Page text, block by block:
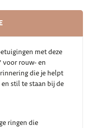
met deze
voor rouw- en
die je helpt
stil te staan bij de
ringen die